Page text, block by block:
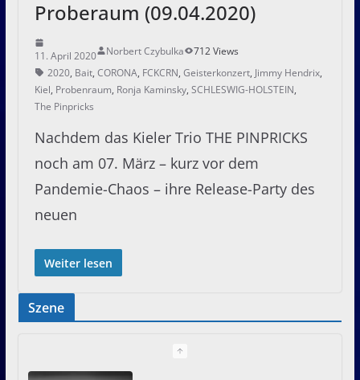
Proberaum (09.04.2020)
11. April 2020 Norbert Czybulka
712 Views
2020, Bait, CORONA, FCKCRN, Geisterkonzert, Jimmy Hendrix,
Kiel, Probenraum, Ronja Kaminsky, SCHLESWIG-HOLSTEIN,
The Pinpricks
Nachdem das Kieler Trio THE PINPRICKS
noch am 07. März – kurz vor dem
Pandemie-Chaos – ihre Release-Party des
neuen
Weiter lesen
Szene